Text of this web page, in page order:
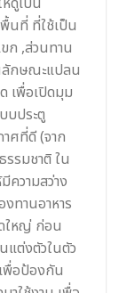
นที่ ที่ใช้เป็น
ก ,ส่วนทาน
ลักษณะแปลน
เพื่อเปิดมุม
บประตู
ศที่ดี (จาก
รมชาติ ใน
วามสว่าง
ทานอาหาร
ใหญ่ ก่อน
แต่งตัวในตัว
พื่อป้องกัน